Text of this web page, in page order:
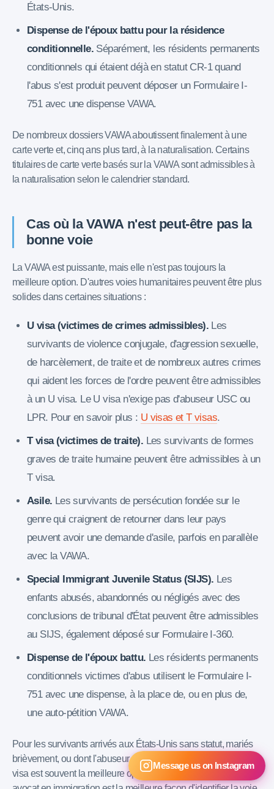
États-Unis.
Dispense de l'époux battu pour la résidence
conditionnelle. Séparément, les résidents permanents
conditionnels qui étaient déjà en statut CR-1 quand
l'abus s'est produit peuvent déposer un Formulaire I-
751 avec une dispense VAWA.
De nombreux dossiers VAWA aboutissent finalement à une
carte verte et, cinq ans plus tard, à la naturalisation. Certains
titulaires de carte verte basés sur la VAWA sont admissibles à
la naturalisation selon le calendrier standard.
Cas où la VAWA n'est peut-être pas la
bonne voie
La VAWA est puissante, mais elle n'est pas toujours la
meilleure option. D'autres voies humanitaires peuvent être plus
solides dans certaines situations :
U visa (victimes de crimes admissibles). Les
survivants de violence conjugale, d'agression sexuelle,
de harcèlement, de traite et de nombreux autres crimes
qui aident les forces de l'ordre peuvent être admissibles
à un U visa. Le U visa n'exige pas d'abuseur USC ou
LPR. Pour en savoir plus : U visas et T visas.
T visa (victimes de traite). Les survivants de formes
graves de traite humaine peuvent être admissibles à un
T visa.
Asile. Les survivants de persécution fondée sur le
genre qui craignent de retourner dans leur pays
peuvent avoir une demande d'asile, parfois en parallèle
avec la VAWA.
Special Immigrant Juvenile Status (SIJS). Les
enfants abusés, abandonnés ou négligés avec des
conclusions de tribunal d'État peuvent être admissibles
au SIJS, également déposé sur Formulaire I-360.
Dispense de l'époux battu. Les résidents permanents
conditionnels victimes d'abus utilisent le Formulaire I-
751 avec une dispense, à la place de, ou en plus de,
une auto-pétition VAWA.
Pour les survivants arrivés aux États-Unis sans statut, mariés
brièvement, ou dont l'abuseur n'est pas un USC ou LPR, le U
visa est souvent la meilleure option. Une consultation avec un
Message us on Instagram